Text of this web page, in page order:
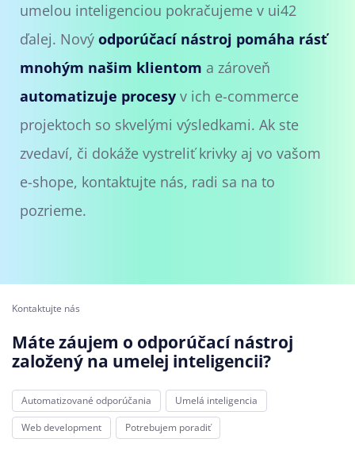
umelou inteligenciou pokračujeme v ui42
ďalej. Nový odporúčací nástroj pomáha rásť
mnohým našim klientom a zároveň
automatizuje procesy v ich e-commerce
projektoch so skvelými výsledkami. Ak ste
zvedaví, či dokáže vystreliť krivky aj vo vašom
e-shope, kontaktujte nás, radi sa na to
pozrieme.
Kontaktujte nás
Máte záujem o odporúčací nástroj
založený na umelej inteligencii?
Automatizované odporúčania
Umelá inteligencia
Web development
Potrebujem poradiť